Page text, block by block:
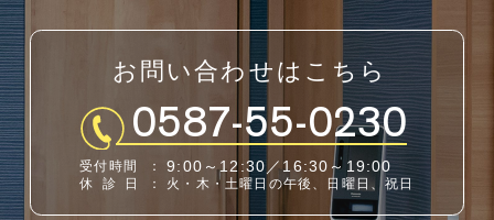
お問い合わせはこちら
0587-55-0230
受付時間 ： 9:00～12:30／16:30～19:00
休診日 ： 火・木・土曜日の午後、日曜日、祝日